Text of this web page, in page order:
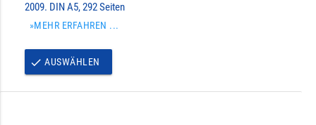
2009. DIN A5, 292 Seiten
»MEHR ERFAHREN ...
done AUSWÄHLEN